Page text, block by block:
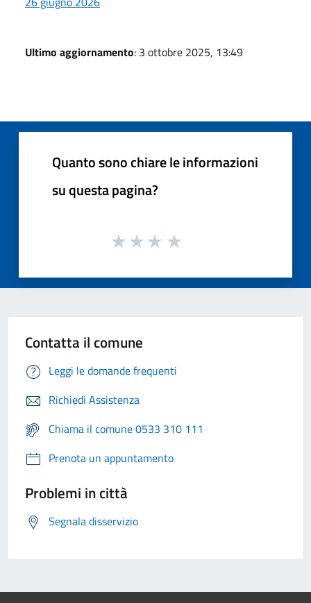
Ultimo aggiornamento: 3 ottobre 2025, 13:49
Quanto sono chiare le informazioni
su questa pagina?
Contatta il comune
Leggi le domande frequenti
Richiedi Assistenza
Chiama il comune 0533 310 111
Prenota un appuntamento
Problemi in città
Segnala disservizio